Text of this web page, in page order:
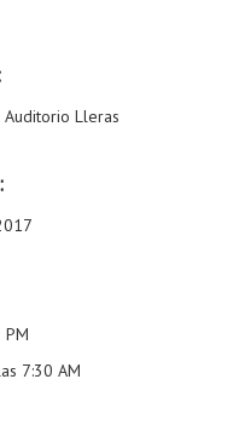
Lleras
PM
7:30 AM